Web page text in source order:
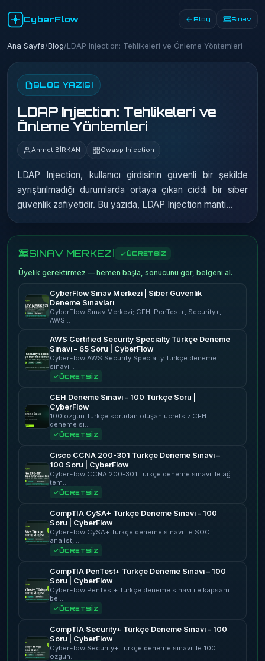
CyberFlow Blog Sınav
Ana Sayfa/Blog/LDAP Injection: Tehlikeleri ve Önleme Yöntemleri
BLOG YAZISI
LDAP Injection: Tehlikeleri ve
Önleme Yöntemleri
Ahmet BİRKAN Owasp Injection
LDAP Injection, kullanıcı girdisinin güvenli bir şekilde
ayrıştırılmadığı durumlarda ortaya çıkan ciddi bir siber
güvenlik zafiyetidir. Bu yazıda, LDAP Injection mantı...
SINAV MERKEZİ ÜCRETSİZ
Üyelik gerektirmez — hemen başla, sonucunu gör, belgeni al.
CyberFlow Sınav Merkezi | Siber Güvenlik
Deneme Sınavları
CyberFlow Sınav Merkezi; CEH, PenTest+, Security+,
AWS…
AWS Certified Security Specialty Türkçe Deneme
Sınavı – 65 Soru | CyberFlow
CyberFlow AWS Security Specialty Türkçe deneme
sınavı…
ÜCRETSİZ
CEH Deneme Sınavı – 100 Türkçe Soru |
CyberFlow
100 özgün Türkçe sorudan oluşan ücretsiz CEH
deneme sı…
ÜCRETSİZ
Cisco CCNA 200-301 Türkçe Deneme Sınavı –
100 Soru | CyberFlow
CyberFlow CCNA 200-301 Türkçe deneme sınavı ile ağ
tem…
ÜCRETSİZ
CompTIA CySA+ Türkçe Deneme Sınavı – 100
Soru | CyberFlow
CyberFlow CySA+ Türkçe deneme sınavı ile SOC
analist,…
ÜCRETSİZ
CompTIA PenTest+ Türkçe Deneme Sınavı – 100
Soru | CyberFlow
CyberFlow PenTest+ Türkçe deneme sınavı ile kapsam
bel…
ÜCRETSİZ
CompTIA Security+ Türkçe Deneme Sınavı – 100
Soru | CyberFlow
CyberFlow Security+ Türkçe deneme sınavı ile 100
özgün…